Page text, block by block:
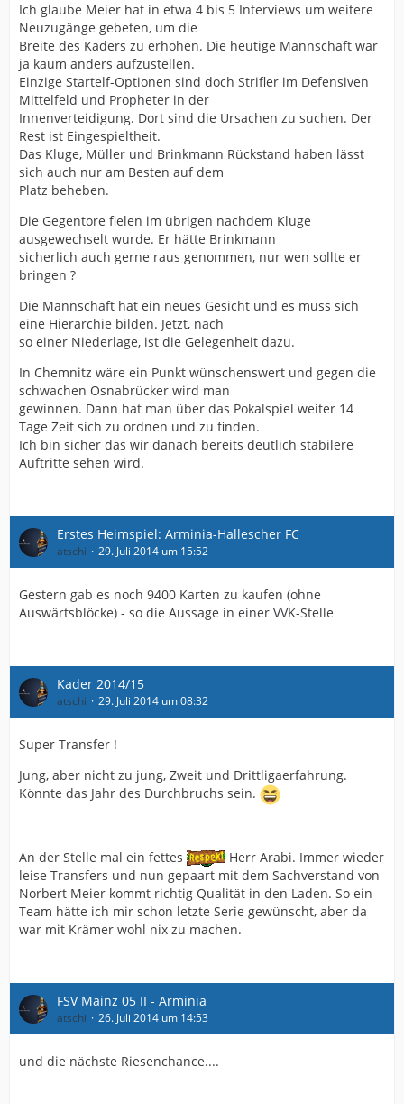
Ich glaube Meier hat in etwa 4 bis 5 Interviews um weitere
Neuzugänge gebeten, um die
Breite des Kaders zu erhöhen. Die heutige Mannschaft war
ja kaum anders aufzustellen.
Einzige Startelf-Optionen sind doch Strifler im Defensiven
Mittelfeld und Propheter in der
Innenverteidigung. Dort sind die Ursachen zu suchen. Der
Rest ist Eingespieltheit.
Das Kluge, Müller und Brinkmann Rückstand haben lässt
sich auch nur am Besten auf dem
Platz beheben.
Die Gegentore fielen im übrigen nachdem Kluge
ausgewechselt wurde. Er hätte Brinkmann
sicherlich auch gerne raus genommen, nur wen sollte er
bringen ?
Die Mannschaft hat ein neues Gesicht und es muss sich
eine Hierarchie bilden. Jetzt, nach
so einer Niederlage, ist die Gelegenheit dazu.
In Chemnitz wäre ein Punkt wünschenswert und gegen die
schwachen Osnabrücker wird man
gewinnen. Dann hat man über das Pokalspiel weiter 14
Tage Zeit sich zu ordnen und zu finden.
Ich bin sicher das wir danach bereits deutlich stabilere
Auftritte sehen wird.
Erstes Heimspiel: Arminia-Hallescher FC
atschi 29. Juli 2014 um 15:52
Gestern gab es noch 9400 Karten zu kaufen (ohne
Auswärtsblöcke) - so die Aussage in einer VVK-Stelle
Kader 2014/15
atschi 29. Juli 2014 um 08:32
Super Transfer !
Jung, aber nicht zu jung, Zweit und Drittligaerfahrung.
Könnte das Jahr des Durchbruchs sein.
An der Stelle mal ein fettes
Herr Arabi. Immer wieder
leise Transfers und nun gepaart mit dem Sachverstand von
Norbert Meier kommt richtig Qualität in den Laden. So ein
Team hätte ich mir schon letzte Serie gewünscht, aber da
war mit Krämer wohl nix zu machen.
FSV Mainz 05 II - Arminia
atschi 26. Juli 2014 um 14:53
und die nächste Riesenchance....